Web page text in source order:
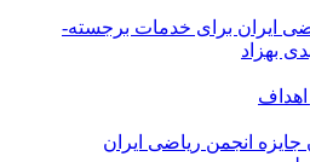
ایران برای خدمات برجسته-
بهزاد
اهداف
جایزه انجمن ریاضی ایران